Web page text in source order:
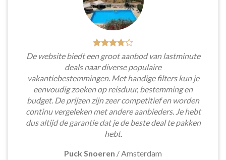
De website biedt een groot aanbod van lastminute
deals naar diverse populaire
vakantiebestemmingen. Met handige filters kun je
eenvoudig zoeken op reisduur, bestemming en
budget. De prijzen zijn zeer competitief en worden
continu vergeleken met andere aanbieders. Je hebt
dus altijd de garantie dat je de beste deal te pakken
hebt.
Puck Snoeren /Amsterdam